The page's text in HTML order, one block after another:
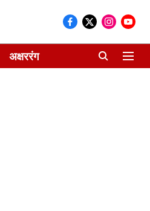
अक्षररंग